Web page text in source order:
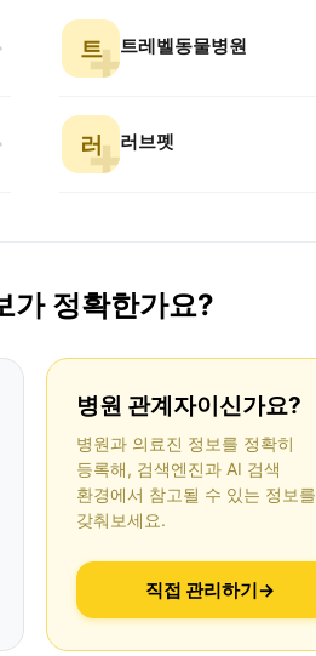
트 트레벨동물병원
러 러브펫
가 정확한가요?
병원 관계자이신가요?
병원과 의료진 정보를 정확히
등록해, 검색엔진과 AI 검색
환경에서 참고될 수 있는 정보를
갖춰보세요.
직접 관리하기→